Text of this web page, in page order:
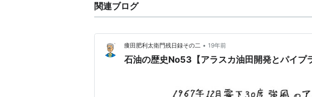
関連ブログ
痩田肥利太衛門残日録その二 • 19年前
石油の歴史No53【アラスカ油田開発とパイプ